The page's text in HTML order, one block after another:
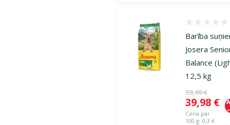
Barība
Josera
Balance
12,5 kg
Oriģinālā
59,99 €
Cena
39,98 €
Cena par
100 g: 0,3 €